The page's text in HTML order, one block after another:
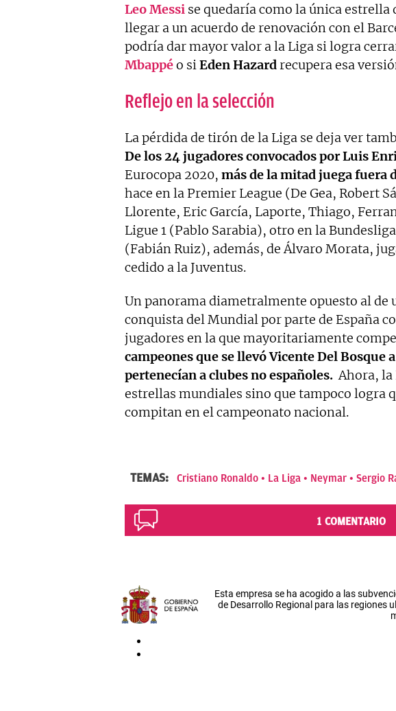
Leo Messi se quedaría como la única estrella
llegar a un acuerdo de renovación con el
podría dar mayor valor a la Liga si logra
Mbappéo siEden Hazardrecupera esa
Reflejo en la selección
La pérdida de tirón de la Liga se deja ver
De los 24 jugadores convocados por Luis
Eurocopa 2020, más de la mitad juega fuera
hace en la Premier League (De Gea, Robert
Llorente, Eric García, Laporte, Thiago,
Ligue 1 (Pablo Sarabia), otro en la
(Fabián Ruiz), además, de Álvaro Morata,
cedido a la Juventus.
Un panorama diametralmente opuesto al de
conquista del Mundial por parte de España
jugadores en la que mayoritariamente
campeones que se llevó Vicente Del Bosque
pertenecían a clubes no españoles.Ahora, la
estrellas mundiales sino que tampoco logra
compitan en el campeonato nacional.
TEMAS: Cristiano Ronaldo La Liga Neymar Sergio
1 COMENTARIO
Esta empresa se ha acogido a las
de Desarrollo Regional para las regiones